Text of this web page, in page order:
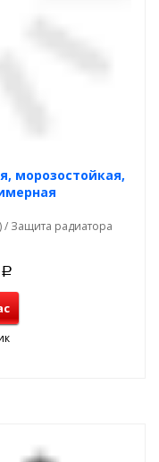
морозостойкая,
/ Защита радиатора
Р